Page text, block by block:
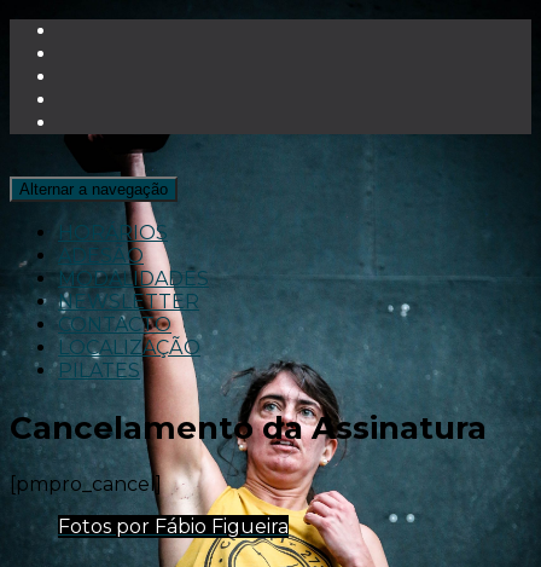
Alternar a navegação
HORÁRIOS
ADESÃO
MODALIDADES
NEWSLETTER
CONTACTO
LOCALIZAÇÃO
PILATES
Cancelamento da Assinatura
[pmpro_cancel]
Fotos por Fábio Figueira